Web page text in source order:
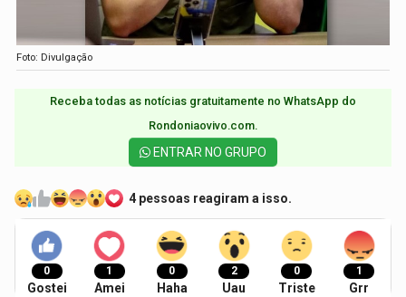
Foto: Divulgação
Receba todas as notícias gratuitamente no WhatsApp do
Rondoniaovivo.com.​
ENTRAR NO GRUPO
4 pessoas reagiram a isso.
0
Gostei
1
Amei
0
Haha
2
Uau
0
Triste
1
Grr